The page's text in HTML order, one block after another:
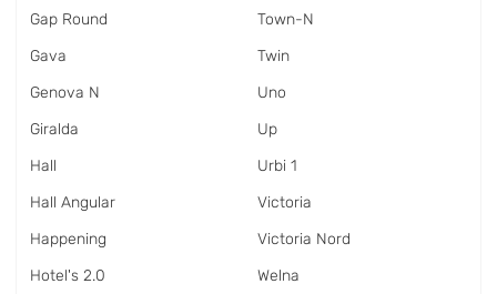
Gap Round
Gava
Genova N
Giralda
Hall
Hall Angular
Happening
Hotel's 2.0
Town-N
Twin
Uno
Up
Urbi 1
Victoria
Victoria Nord
Welna